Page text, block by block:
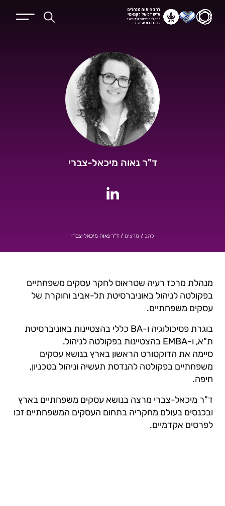
ד"ר נאוה מיכאל-צברי
לחשבון הלינקדין של ד"ר נאוה
להב / מרצים /ד"ר נאוה מיכאל-צברי
מנהלת מרכז רעיה שטראוס לחקר עסקים משפחתיים
בפקולטה לניהול באוניברסיטת תל-אביב וחוקרת של
עסקים משפחתיים.
בוגרת פסיכולוגיה ו-BA כללי בהצטיינות באוניברסיטת
ת"א, ו-EMBA בהצטיינות בפקולטה לניהול.
סיימה את הדוקטורט הראשון בארץ בנושא עסקים
משפחתיים בפקולטה להנדסת תעשיה וניהול בטכניון,
חיפה.
ד"ר מיכאל-צברי מרצה בנושא עסקים משפחתיים בארץ
ובכנסים בעולם מחקריה בתחום העסקים המשפחתיים זכו
לפרסים אקדמיים.